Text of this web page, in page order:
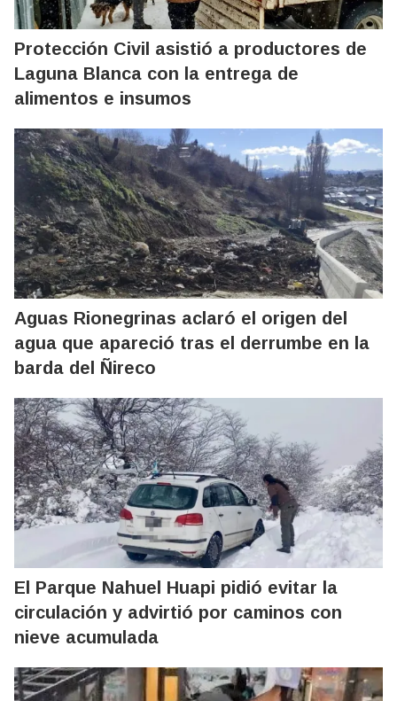
Protección Civil asistió a productores de
Laguna Blanca con la entrega de
alimentos e insumos
Aguas Rionegrinas aclaró el origen del
agua que apareció tras el derrumbe en la
barda del Ñireco
El Parque Nahuel Huapi pidió evitar la
circulación y advirtió por caminos con
nieve acumulada